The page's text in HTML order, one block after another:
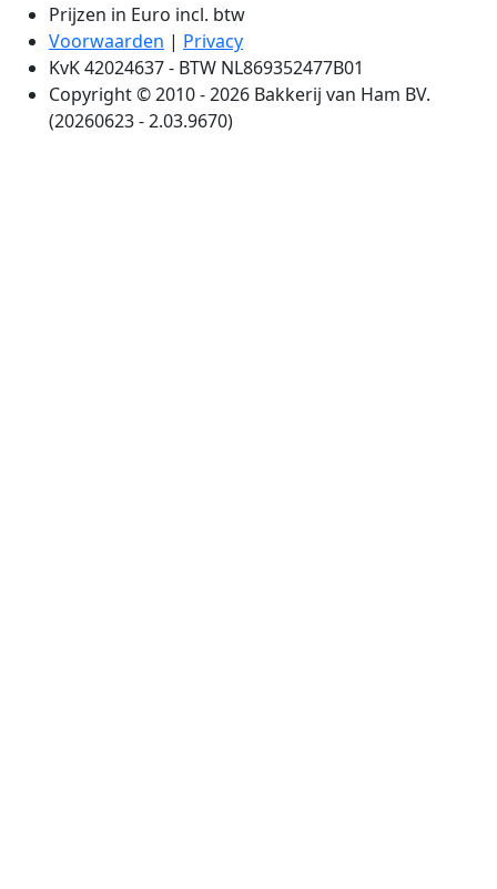
Prijzen in Euro incl. btw
Voorwaarden | Privacy
KvK 42024637 - BTW NL869352477B01
Copyright © 2010 - 2026 Bakkerij van Ham BV.
(20260623 - 2.03.9670)